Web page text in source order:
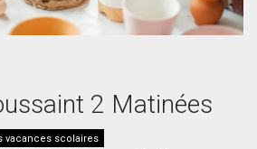
2 Matinées
vacances scolaires